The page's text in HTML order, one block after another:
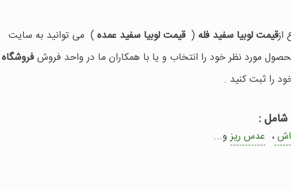
ازقیمت لوبیا سفید فله (قیمت لوبیا سفید عمده) می توانید به سایت
مورد نظر خود را انتخاب و یا با همکاران ما در واحد فروش
را ثبت کنید .
شامل :
، عدس ریزو...